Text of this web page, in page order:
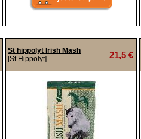
St hippolyt Irish Mash
[St Hippolyt]
21,5 €